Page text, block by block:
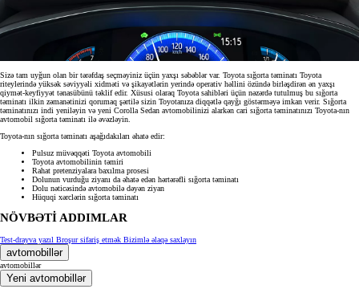
Sizə tam uyğun olan bir tərəfdaş seçməyiniz üçün yaxşı səbəblər var. Toyota sığorta təminatı Toyota
riteylerində yüksək səviyyəli xidməti və şikayətlərin yerində operativ həllini özündə birləşdirən ən yaxşı
qiymət-keyfiyyət tənasübünü təklif edir. Xüsusi olaraq Toyota sahibləri üçün nəzərdə tutulmuş bu sığorta
təminatı ilkin zəmanətinizi qorumaq şərtilə sizin Toyotanıza diqqətlə qayğı göstərməyə imkan verir. Sığorta
təminatınızı indi yeniləyin və yeni Corolla Sedan avtomobilinizi alarkən cari sığorta təminatınızı Toyota-nın
avtomobil sığorta təminatı ilə əvəzləyin.
Toyota-nın sığorta təminatı aşağıdakıları əhatə edir:
Pulsuz müvəqqəti Toyota avtomobili
Toyota avtomobilinin təmiri
Rahat pretenziyalara baxılma prosesi
Dolunun vurduğu ziyanı da əhatə edən hərtərəfli sığorta təminatı
Dolu nəticəsində avtomobilə dəyən ziyan
Hüquqi xərclərin sığorta təminatı
NÖVBƏTİ ADDIMLAR
Test-drayva yazıl Broşur sifariş etmək Bizimlə əlaqə saxlayın
avtomobillər
avtomobillər
Yeni avtomobillər